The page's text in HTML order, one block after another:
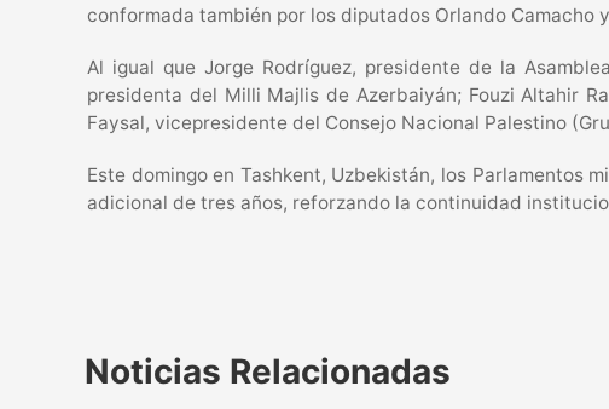
conformada también por los diputados Orlando Camacho
Al igual que Jorge Rodríguez, presidente de la
presidenta del Milli Majlis de Azerbaiyán; Fouzi Altahir
Faysal, vicepresidente del Consejo Nacional Palestino
Este domingo en Tashkent, Uzbekistán, los
adicional de tres años, reforzando la continuidad
Noticias Relacionadas